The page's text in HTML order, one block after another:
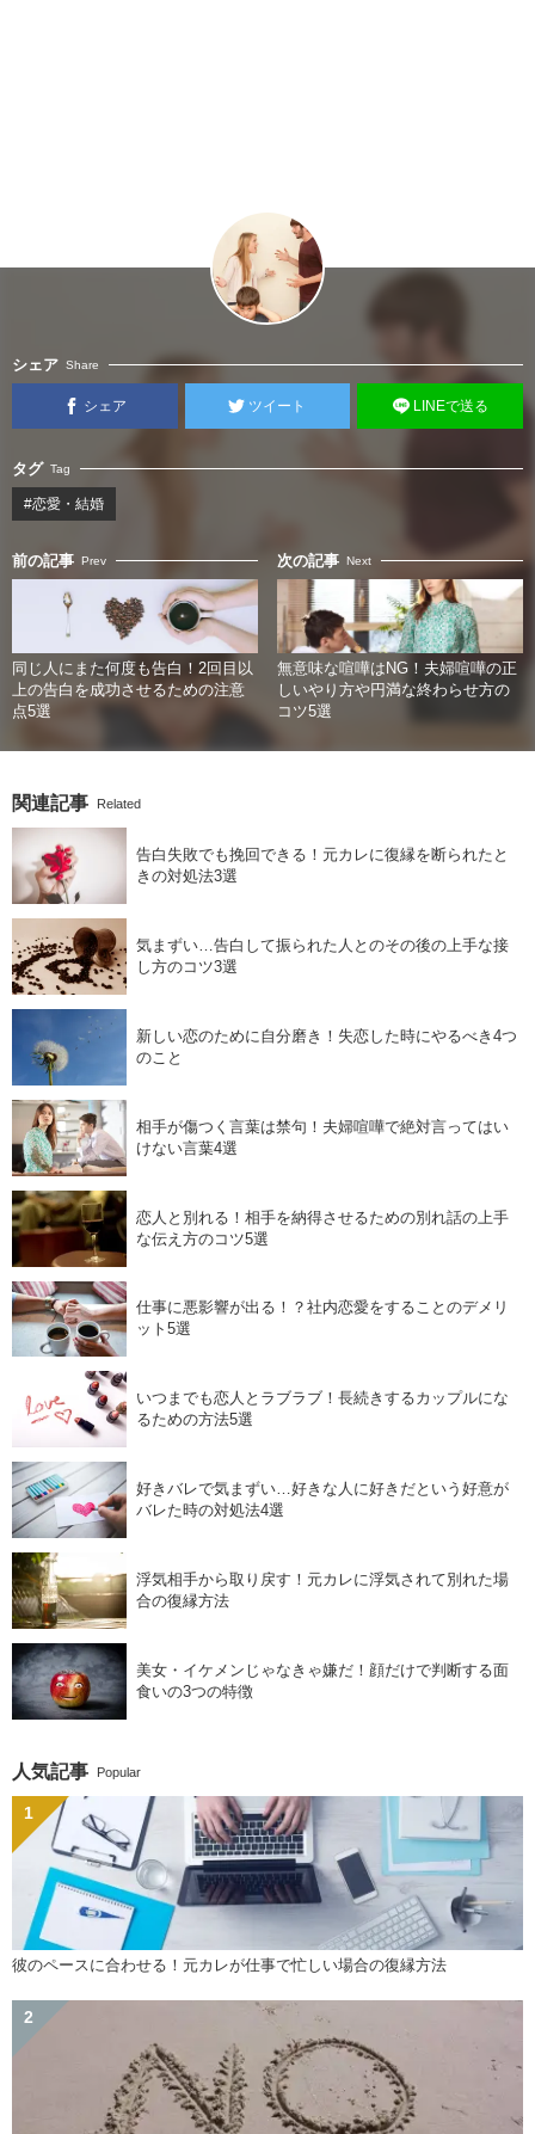
シェア Share
シェア ツイート LINEで送る
タグ Tag
#恋愛・結婚
前の記事 Prev
同じ人にまた何度も告白！2回目以
上の告白を成功させるための注意
点5選
次の記事 Next
無意味な喧嘩はNG！夫婦喧嘩の正
しいやり方や円満な終わらせ方の
コツ5選
関連記事 Related
告白失敗でも挽回できる！元カレに復縁を断られたと
きの対処法3選
気まずい…告白して振られた人とのその後の上手な接
し方のコツ3選
新しい恋のために自分磨き！失恋した時にやるべき4つ
のこと
相手が傷つく言葉は禁句！夫婦喧嘩で絶対言ってはい
けない言葉4選
恋人と別れる！相手を納得させるための別れ話の上手
な伝え方のコツ5選
仕事に悪影響が出る！？社内恋愛をすることのデメリ
ット5選
いつまでも恋人とラブラブ！長続きするカップルにな
るための方法5選
好きバレで気まずい…好きな人に好きだという好意が
バレた時の対処法4選
浮気相手から取り戻す！元カレに浮気されて別れた場
合の復縁方法
美女・イケメンじゃなきゃ嫌だ！顔だけで判断する面
食いの3つの特徴
人気記事 Popular
彼のペースに合わせる！元カレが仕事で忙しい場合の復縁方法